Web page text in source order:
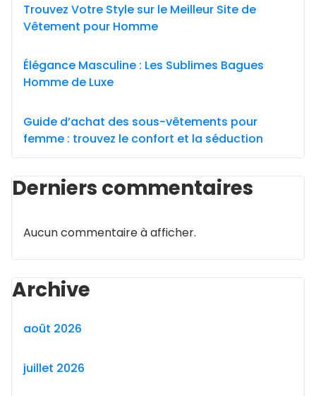
Trouvez Votre Style sur le Meilleur Site de
Vêtement pour Homme
Élégance Masculine : Les Sublimes Bagues
Homme de Luxe
Guide d’achat des sous-vêtements pour
femme : trouvez le confort et la séduction
Derniers commentaires
Aucun commentaire à afficher.
Archive
août 2026
juillet 2026